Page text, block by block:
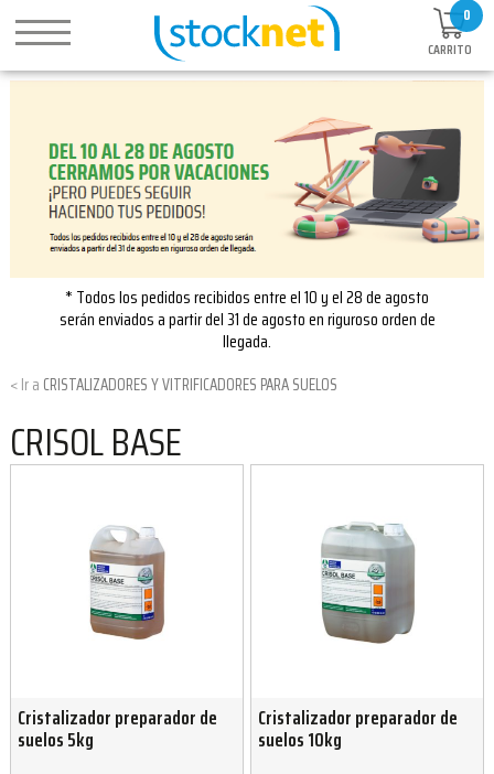
0
CARRITO
* Todos los pedidos recibidos entre el 10 y el 28 de agosto
serán enviados a partir del 31 de agosto en riguroso orden de
llegada.
CRISTALIZADORES Y VITRIFICADORES PARA SUELOS
CRISOL BASE
Cristalizador preparador de
suelos 5kg
Cristalizador preparador de
suelos 10kg